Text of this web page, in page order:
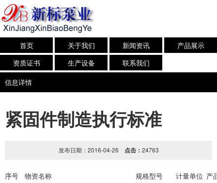
首页 关于我们 新闻资讯
产品展示
资质证书
生产设备
联系我们
信息详情
紧固件制造执行标准
发布日期：2016-04-26 点击： 24763
序号 物资名称 规格型号 计量单位 产